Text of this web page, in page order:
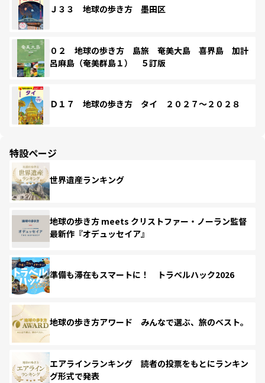
Ｊ３３ 地球の歩き方 墨田区
０２ 地球の歩き方 島旅 奄美大島 喜界島 加計
呂麻島（奄美群島１） ５訂版
Ｄ１７ 地球の歩き方 タイ ２０２７～２０２８
特設ページ
世界遺産ランキング
地球の歩き方 meets クリストファー・ノーラン監督
最新作『オデュッセイア』
準備も滞在もスマートに！ トラベルハック2026
地球の歩き方アワード みんなで選ぶ、旅のベスト。
エアラインランキング 読者の投票をもとにランキン
グ形式で発表